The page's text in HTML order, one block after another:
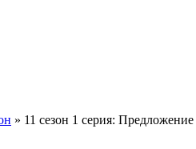
» 11 сезон 1 серия: